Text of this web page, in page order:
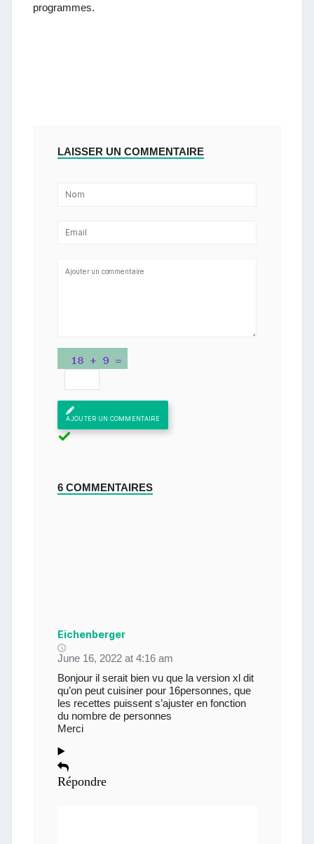
programmes.
LAISSER UN COMMENTAIRE
AJOUTER UN COMMENTAIRE
6 COMMENTAIRES
Eichenberger
June 16, 2022 at 4:16 am
Bonjour il serait bien vu que la version xl dit
qu’on peut cuisiner pour 16personnes, que
les recettes puissent s’ajuster en fonction
du nombre de personnes
Merci
Répondre